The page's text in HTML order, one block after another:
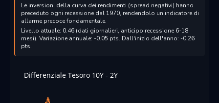
Le inversioni della curva dei rendimenti (spread negativi) hanno
preceduto ogni recessione dal 1970, rendendolo un indicatore di
allarme precoce fondamentale.
Livello attuale: 0.46 (dati giornalieri, anticipo recessione 6-18
mesi). Variazione annuale: -0.05 pts. Dall'inizio dell'anno: -0.26
pts.
Differenziale Tesoro 10Y - 2Y